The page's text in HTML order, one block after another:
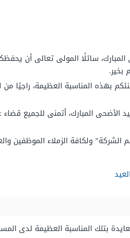
سائلًا المولى تعالى أن
بخير.
بهذه المناسبة العظيمة، راجيًا
الأضحى المبارك، أتمنى للجميع
ولكافة الزملاء الموظفين
بتلك المناسبة العظيمة لدى